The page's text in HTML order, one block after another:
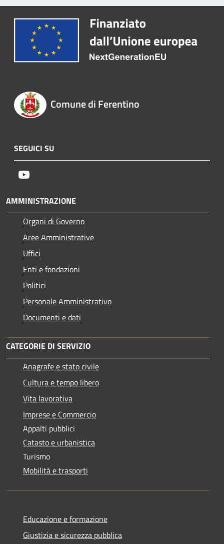
Comune di Ferentino
SEGUICI SU
AMMINISTRAZIONE
Organi di Governo
Aree Amministrative
Uffici
Enti e fondazioni
Politici
Personale Amministrativo
Documenti e dati
CATEGORIE DI SERVIZIO
Anagrafe e stato civile
Cultura e tempo libero
Vita lavorativa
Imprese e Commercio
Appalti pubblici
Catasto e urbanistica
Turismo
Mobilità e trasporti
Educazione e formazione
Giustizia e sicurezza pubblica